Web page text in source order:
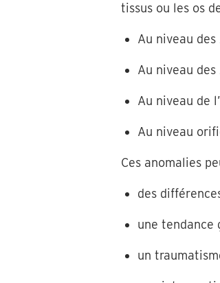
tissus ou les os
Au niveau
Au niveau
Au niveau de
Au niveau
Ces anomalies
des
une tendance
un